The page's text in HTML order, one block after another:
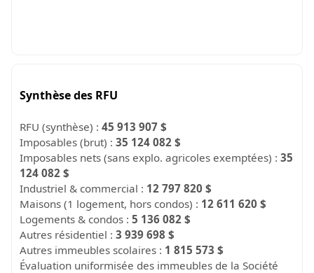
Synthèse des RFU
RFU (synthèse) :45 913 907 $
Imposables (brut) :35 124 082 $
Imposables nets (sans explo. agricoles exemptées) :35
124 082 $
Industriel & commercial : 12 797 820 $
Maisons (1 logement, hors condos) : 12 611 620 $
Logements & condos :5 136 082 $
Autres résidentiel :3 939 698 $
Autres immeubles scolaires : 1 815 573 $
Évaluation uniformisée des immeubles de la Société